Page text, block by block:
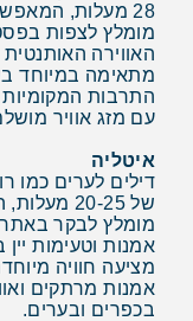
28 מעלות,
מומלץ לצפות
האווירה האותנטית
מתאימה במיוחד
התרבות המקומיות
עם מזג אוויר
איטליה
דילים לערים כמו
של 20-25
מומלץ לבקר
אמנות וטעימות
מציעה חוויה
אמנות מרתקים
בכפרים ובערים.